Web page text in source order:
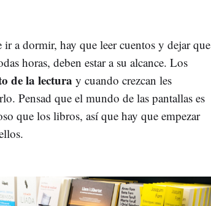
a dormir, hay que leer cuentos y dejar que
horas, deben estar a su alcance. Los
de la lectura y cuando crezcan les
Pensad que el mundo de las pantallas es
que los libros, así que hay que empezar